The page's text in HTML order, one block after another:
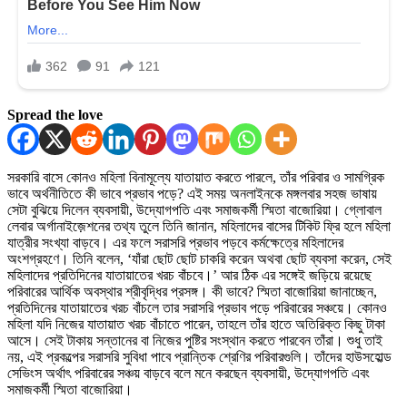
Spread the love
সরকারি বাসে কোনও মহিলা বিনামূল্যে যাতায়াত করতে পারলে, তাঁর পরিবার ও সামগ্রিক
ভাবে অর্থনীতিতে কী ভাবে প্রভাব পড়ে? এই সময় অনলাইনকে মঙ্গলবার সহজ ভাষায়
সেটা বুঝিয়ে দিলেন ব্যবসায়ী, উদ্যোগপতি এবং সমাজকর্মী স্মিতা বাজোরিয়া। গ্লোবাল
লেবার অর্গানাইজ়েশনের তথ্য তুলে তিনি জানান, মহিলাদের বাসের টিকিট ফ্রি হলে মহিলা
যাত্রীর সংখ্যা বাড়বে। এর ফলে সরাসরি প্রভাব পড়বে কর্মক্ষেত্রে মহিলাদের
অংশগ্রহণে। তিনি বলেন, ‘যাঁরা ছোট ছোট চাকরি করেন অথবা ছোট ব্যবসা করেন, সেই
মহিলাদের প্রতিদিনের যাতায়াতের খরচ বাঁচবে।’ আর ঠিক এর সঙ্গেই জড়িয়ে রয়েছে
পরিবারের আর্থিক অবস্থার শ্রীবৃদ্ধির প্রসঙ্গ। কী ভাবে? স্মিতা বাজোরিয়া জানাচ্ছেন,
প্রতিদিনের যাতায়াতের খরচ বাঁচলে তার সরাসরি প্রভাব পড়ে পরিবারের সঞ্চয়ে। কোনও
মহিলা যদি নিজের যাতায়াত খরচ বাঁচাতে পারেন, তাহলে তাঁর হাতে অতিরিক্ত কিছু টাকা
আসে। সেই টাকায় সন্তানের বা নিজের পুষ্টির সংস্থান করতে পারবেন তাঁরা। শুধু তাই
নয়, এই প্রকল্পের সরাসরি সুবিধা পাবে প্রান্তিক শ্রেণির পরিবারগুলি। তাঁদের হাউসহোল্ড
সেভিংস অর্থাৎ পরিবারের সঞ্চয় বাড়বে বলে মনে করছেন ব্যবসায়ী, উদ্যোগপতি এবং
সমাজকর্মী স্মিতা বাজোরিয়া।